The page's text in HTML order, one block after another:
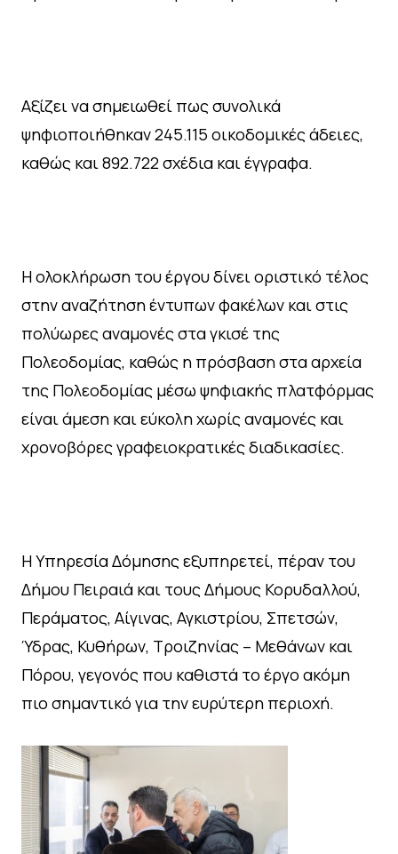
Αξίζει να σημειωθεί πως συνολικά
ψηφιοποιήθηκαν 245.115 οικοδομικές άδειες,
καθώς και 892.722 σχέδια και έγγραφα.
Η ολοκλήρωση του έργου δίνει οριστικό τέλος
στην αναζήτηση έντυπων φακέλων και στις
πολύωρες αναμονές στα γκισέ της
Πολεοδομίας, καθώς η πρόσβαση στα αρχεία
της Πολεοδομίας μέσω ψηφιακής πλατφόρμας
είναι άμεση και εύκολη χωρίς αναμονές και
χρονοβόρες γραφειοκρατικές διαδικασίες.
Η Υπηρεσία Δόμησης εξυπηρετεί, πέραν του
Δήμου Πειραιά και τους Δήμους Κορυδαλλού,
Περάματος, Αίγινας, Αγκιστρίου, Σπετσών,
Ύδρας, Κυθήρων, Τροιζηνίας – Μεθάνων και
Πόρου, γεγονός που καθιστά το έργο ακόμη
πιο σημαντικό για την ευρύτερη περιοχή.